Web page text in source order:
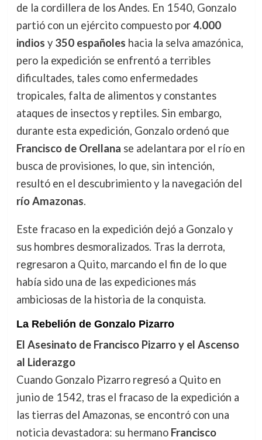
de la cordillera de los Andes. En 1540, Gonzalo
partió con un ejército compuesto por4.000
indios y 350 españoles hacia la selva amazónica,
pero la expedición se enfrentó a terribles
dificultades, tales como enfermedades
tropicales, falta de alimentos y constantes
ataques de insectos y reptiles. Sin embargo,
durante esta expedición, Gonzalo ordenó que
Francisco de Orellana se adelantara por el río en
busca de provisiones, lo que, sin intención,
resultó en el descubrimiento y la navegación del
río Amazonas.
Este fracaso en la expedición dejó a Gonzalo y
sus hombres desmoralizados. Tras la derrota,
regresaron a Quito, marcando el fin de lo que
había sido una de las expediciones más
ambiciosas de la historia de la conquista.
La Rebelión de Gonzalo Pizarro
El Asesinato de Francisco Pizarro y el Ascenso
al Liderazgo
Cuando Gonzalo Pizarro regresó a Quito en
junio de 1542, tras el fracaso de la expedición a
las tierras del Amazonas, se encontró con una
noticia devastadora: su hermano Francisco